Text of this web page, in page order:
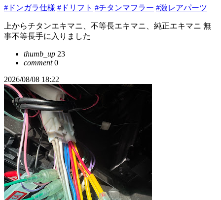
#ドンガラ仕様 #ドリフト #チタンマフラー #激レアパーツ
上からチタンエキマニ、不等長エキマニ、純正エキマニ 無
事不等長手に入りました
thumb_up 23
comment0
2026/08/08 18:22